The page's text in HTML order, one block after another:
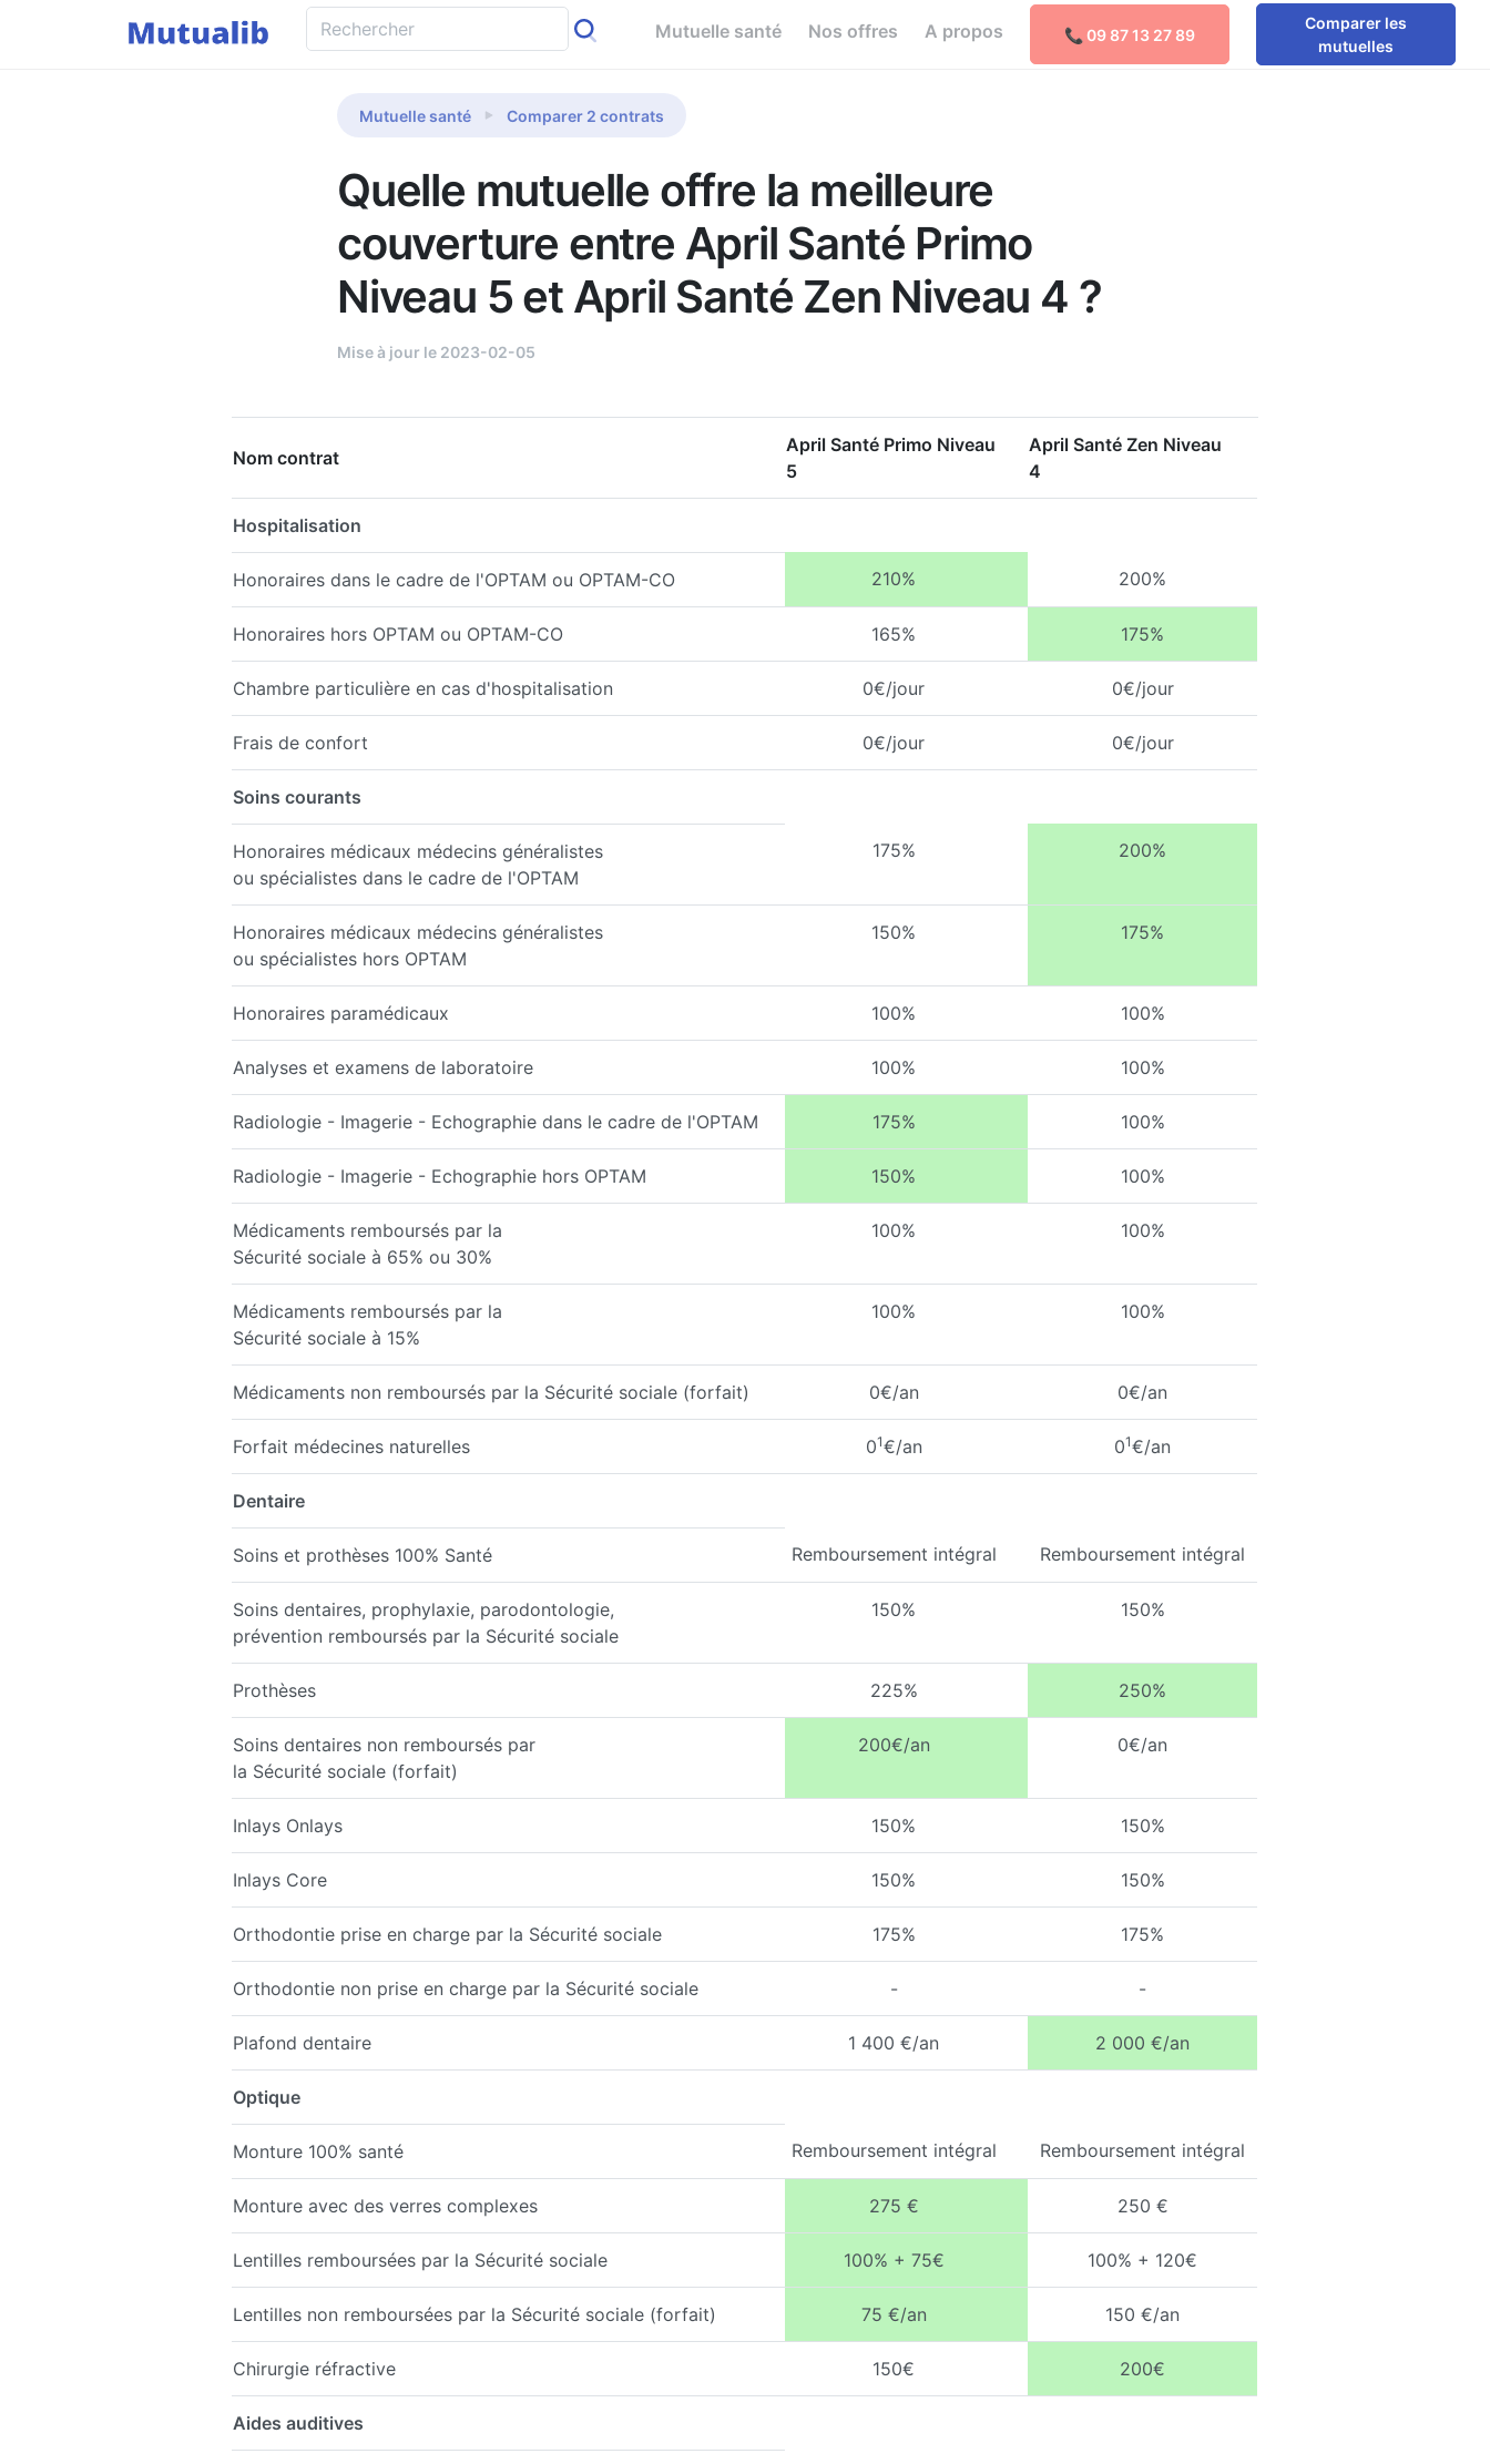
Mutuelle santé Nos offres A propos 📞 09 87 13 27 89
Comparer les
mutuelles
Comparer les mutuelles
Mutuelle santé Comparer 2 contrats
Quelle mutuelle offre la meilleure
couverture entre April Santé Primo
Niveau 5 et April Santé Zen Niveau 4 ?
Mise à jour le 2023-02-05
Nom contrat
April Santé Primo Niveau
5
April Santé Zen Niveau
4
Hospitalisation
Honoraires dans le cadre de l'OPTAM ou OPTAM-CO 210% 200%
Honoraires hors OPTAM ou OPTAM-CO 165% 175%
Chambre particulière en cas d'hospitalisation 0€/jour 0€/jour
Frais de confort 0€/jour 0€/jour
Soins courants
Honoraires médicaux médecins généralistes
ou spécialistes dans le cadre de l'OPTAM
175% 200%
Honoraires médicaux médecins généralistes
ou spécialistes hors OPTAM
150% 175%
Honoraires paramédicaux 100% 100%
Analyses et examens de laboratoire 100% 100%
Radiologie - Imagerie - Echographie dans le cadre de l'OPTAM 175% 100%
Radiologie - Imagerie - Echographie hors OPTAM 150% 100%
Médicaments remboursés par la
Sécurité sociale à 65% ou 30%
100% 100%
Médicaments remboursés par la
Sécurité sociale à 15%
100% 100%
Médicaments non remboursés par la Sécurité sociale (forfait) 0€/an 0€/an
Forfait médecines naturelles 01€/an 01€/an
Dentaire
Soins et prothèses 100% Santé Remboursement intégral Remboursement intégral
Soins dentaires, prophylaxie, parodontologie,
prévention remboursés par la Sécurité sociale
150% 150%
Prothèses 225% 250%
Soins dentaires non remboursés par
la Sécurité sociale (forfait)
200€/an 0€/an
Inlays Onlays 150% 150%
Inlays Core 150% 150%
Orthodontie prise en charge par la Sécurité sociale 175% 175%
Orthodontie non prise en charge par la Sécurité sociale - -
Plafond dentaire 1 400 €/an 2 000 €/an
Optique
Monture 100% santé Remboursement intégral Remboursement intégral
Monture avec des verres complexes 275 € 250 €
Lentilles remboursées par la Sécurité sociale 100% + 75€ 100% + 120€
Lentilles non remboursées par la Sécurité sociale (forfait) 75 €/an 150 €/an
Chirurgie réfractive 150€ 200€
Aides auditives